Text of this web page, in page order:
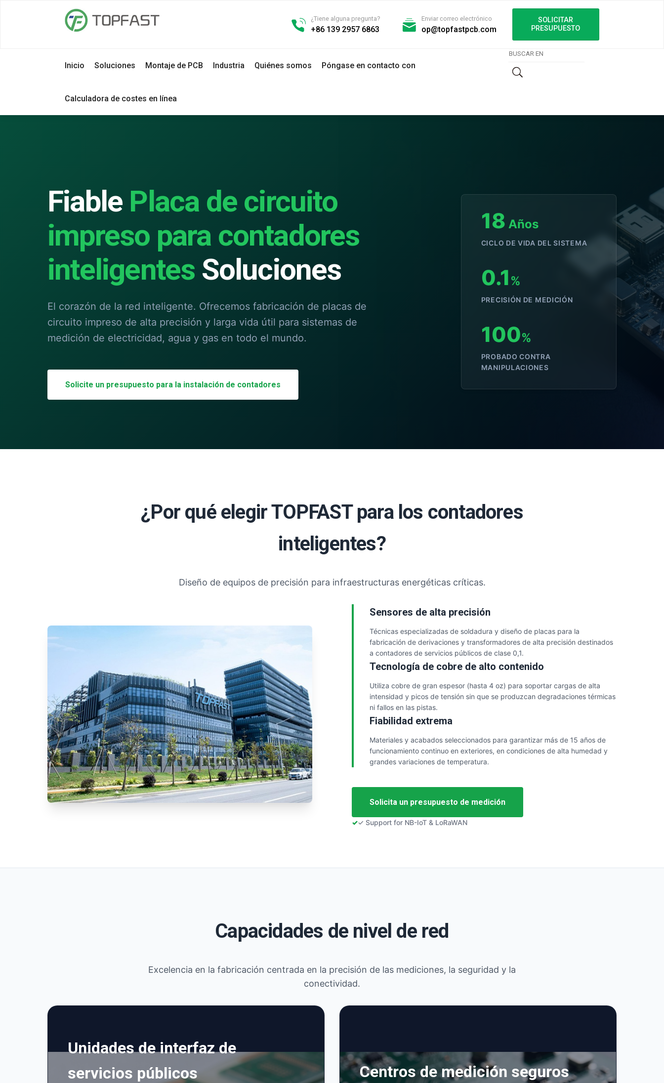
¿Tiene alguna pregunta?
+86 139 2957 6863
Enviar correo electrónico
op@topfastpcb.com
SOLICITAR
PRESUPUESTO
Inicio Soluciones Montaje de PCB Industria Quiénes somos Póngase en contacto con
Calculadora de costes en línea
Fiable Placa de circuito
impreso para contadores
inteligentes Soluciones
El corazón de la red inteligente. Ofrecemos fabricación de placas de
circuito impreso de alta precisión y larga vida útil para sistemas de
medición de electricidad, agua y gas en todo el mundo.
Solicite un presupuesto para la instalación de contadores
18 Años
CICLO DE VIDA DEL SISTEMA
0.1 %
PRECISIÓN DE MEDICIÓN
100%
PROBADO CONTRA
MANIPULACIONES
¿Por qué elegir TOPFAST para los contadores
inteligentes?
Diseño de equipos de precisión para infraestructuras energéticas críticas.
Sensores de alta precisión
Técnicas especializadas de soldadura y diseño de placas para la
fabricación de derivaciones y transformadores de alta precisión destinados
a contadores de servicios públicos de clase 0,1.
Tecnología de cobre de alto contenido
Utiliza cobre de gran espesor (hasta 4 oz) para soportar cargas de alta
intensidad y picos de tensión sin que se produzcan degradaciones térmicas
ni fallos en las pistas.
Fiabilidad extrema
Materiales y acabados seleccionados para garantizar más de 15 años de
funcionamiento continuo en exteriores, en condiciones de alta humedad y
grandes variaciones de temperatura.
Solicita un presupuesto de medición
✓ Support for NB-IoT & LoRaWAN
Capacidades de nivel de red
Excelencia en la fabricación centrada en la precisión de las mediciones, la seguridad y la
conectividad.
Unidades de interfaz de
servicios públicos
Centros de medición seguros